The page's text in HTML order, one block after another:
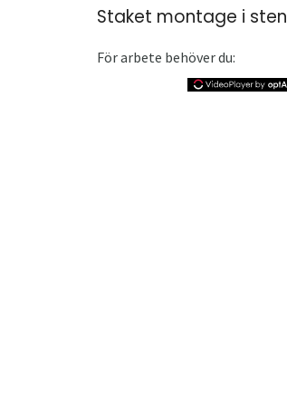
Staket montage i sten
För arbete behöver du: